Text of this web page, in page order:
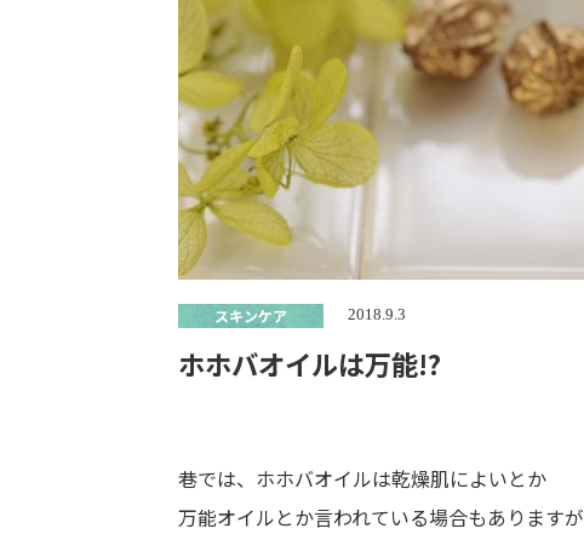
スキンケア 2018.9.3
ホホバオイルは万能!?
巷では、ホホバオイルは乾燥肌によいとか
万能オイルとか言われている場合もありますが